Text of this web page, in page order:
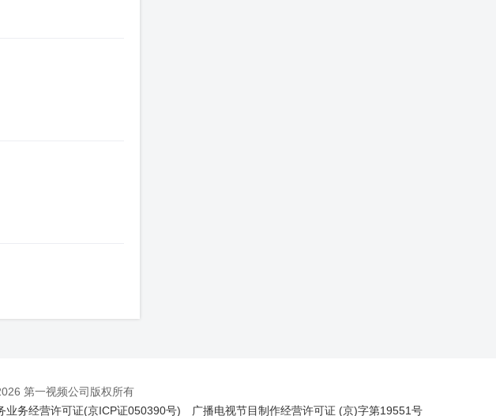
第一视频公司版权所有
业务经营许可证(京ICP证050390号) 广播电视节目制作经营许可证 (京)字第19551号